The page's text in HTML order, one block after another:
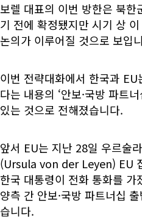
보렐 대표의 이번 방한은 북한
기 전에 확정됐지만 시기 상
논의가 이루어질 것으로 보입
이번 전략대화에서 한국과
다는 내용의 ‘안보·국방 파트
있는 것으로 전해졌습니다.
앞서 EU는 지난 28일 우르술
(Ursula von der Leyen) EU
한국 대통령이 전화 통화를 가
양측 간 안보·국방 파트너십
습니다.